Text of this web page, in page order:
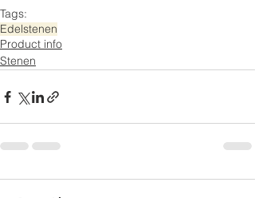
Tags:
Edelstenen
Product info
Stenen